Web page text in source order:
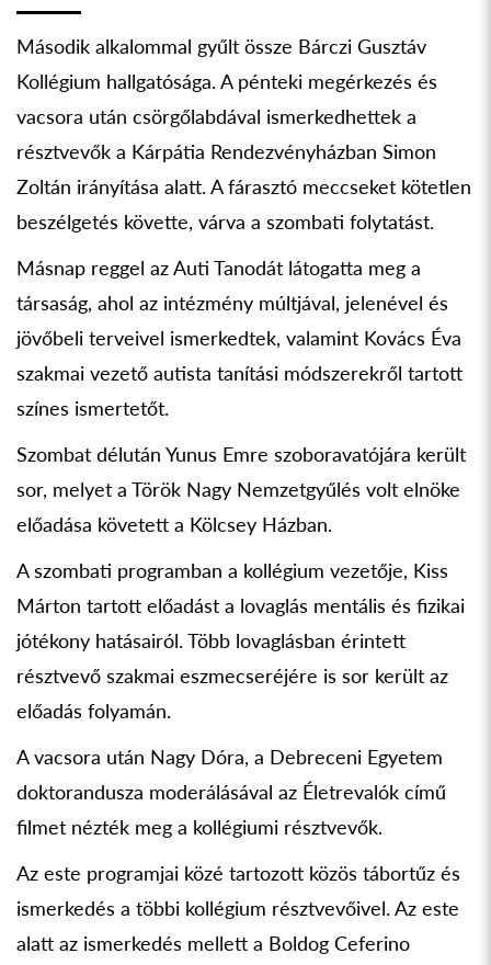
Második alkalommal gyűlt össze Bárczi Gusztáv
Kollégium hallgatósága. A pénteki megérkezés és
vacsora után csörgőlabdával ismerkedhettek a
résztvevők a Kárpátia Rendezvényházban Simon
Zoltán irányítása alatt. A fárasztó meccseket kötetlen
beszélgetés követte, várva a szombati folytatást.
Másnap reggel az Auti Tanodát látogatta meg a
társaság, ahol az intézmény múltjával, jelenével és
jövőbeli terveivel ismerkedtek, valamint Kovács Éva
szakmai vezető autista tanítási módszerekről tartott
színes ismertetőt.
Szombat délután Yunus Emre szoboravatójára került
sor, melyet a Török Nagy Nemzetgyűlés volt elnöke
előadása követett a Kölcsey Házban.
A szombati programban a kollégium vezetője, Kiss
Márton tartott előadást a lovaglás mentális és fizikai
jótékony hatásairól. Több lovaglásban érintett
résztvevő szakmai eszmecseréjére is sor került az
előadás folyamán.
A vacsora után Nagy Dóra, a Debreceni Egyetem
doktorandusza moderálásával az Életrevalók című
filmet nézték meg a kollégiumi résztvevők.
Az este programjai közé tartozott közös tábortűz és
ismerkedés a többi kollégium résztvevőivel. Az este
alatt az ismerkedés mellett a Boldog Ceferino